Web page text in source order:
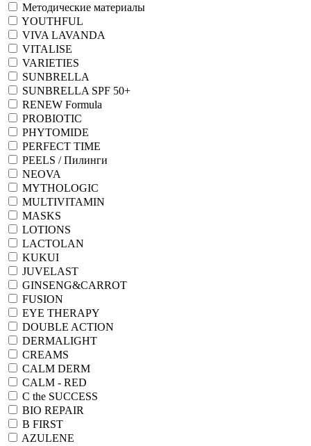
Методические материалы
YOUTHFUL
VIVA LAVANDA
VITALISE
VARIETIES
SUNBRELLA
SUNBRELLA SPF 50+
RENEW Formula
PROBIOTIC
PHYTOMIDE
PERFECT TIME
PEELS / Пилинги
NEOVA
MYTHOLOGIC
MULTIVITAMIN
MASKS
LOTIONS
LACTOLAN
KUKUI
JUVELAST
GINSENG&CARROT
FUSION
EYE THERAPY
DOUBLE ACTION
DERMALIGHT
CREAMS
CALM DERM
CALM - RED
C the SUCCESS
BIO REPAIR
B FIRST
AZULENE